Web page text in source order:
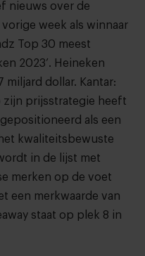
nieuws over de
week als winnaar
Top 30 meest
2023’. Heineken
miljard dollar. Kantar:
zijn prijsstrategie heeft
als een
kwaliteitsbewuste
in de lijst met
merken op de voet
een merkwaarde van
staat op plek 8 in